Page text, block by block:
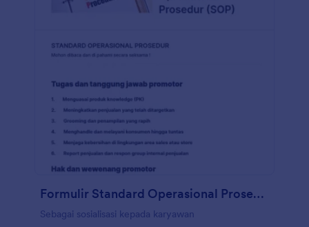
Formulir Standard Operasional Prosedur (SOP)
Sebagai sosialisasi kepada karyawan